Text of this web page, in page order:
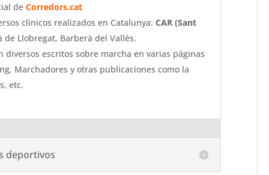
deCorredors.cat
clínicos realizados en Catalunya: CAR (Sant
de Llobregat, Barberà del Vallès.
diversos escritos sobre marcha en varias páginas
Marchadores y otras publicaciones como la
etc.
deportivos